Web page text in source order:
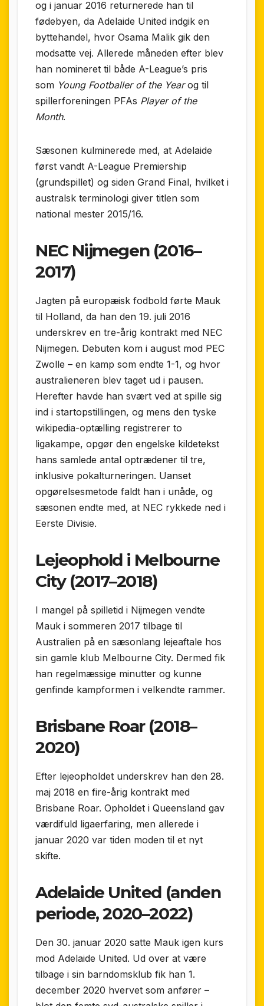
og i januar 2016 returnerede han til
fødebyen, da Adelaide United indgik en
byttehandel, hvor Osama Malik gik den
modsatte vej. Allerede måneden efter blev
han nomineret til både A-League’s pris
som Young Footballer of the Yearog til
spillerforeningen PFAs Player of the
Month.
Sæsonen kulminerede med, at Adelaide
først vandt A-League Premiership
(grundspillet) og siden Grand Final, hvilket i
australsk terminologi giver titlen som
national mester 2015/16.
NEC Nijmegen (2016–
2017)
Jagten på europæisk fodbold førte Mauk
til Holland, da han den 19. juli 2016
underskrev en tre-årig kontrakt med NEC
Nijmegen. Debuten kom i august mod PEC
Zwolle – en kamp som endte 1-1, og hvor
australieneren blev taget ud i pausen.
Herefter havde han svært ved at spille sig
ind i startopstillingen, og mens den tyske
wikipedia-optælling registrerer to
ligakampe, opgør den engelske kildetekst
hans samlede antal optrædener til tre,
inklusive pokalturneringen. Uanset
opgørelsesmetode faldt han i unåde, og
sæsonen endte med, at NEC rykkede ned i
Eerste Divisie.
Lejeophold i Melbourne
City (2017–2018)
I mangel på spilletid i Nijmegen vendte
Mauk i sommeren 2017 tilbage til
Australien på en sæsonlang lejeaftale hos
sin gamle klub Melbourne City. Dermed fik
han regelmæssige minutter og kunne
genfinde kampformen i velkendte rammer.
Brisbane Roar (2018–
2020)
Efter lejeopholdet underskrev han den 28.
maj 2018 en fire-årig kontrakt med
Brisbane Roar. Opholdet i Queensland gav
værdifuld ligaerfaring, men allerede i
januar 2020 var tiden moden til et nyt
skifte.
Adelaide United (anden
periode, 2020–2022)
Den 30. januar 2020 satte Mauk igen kurs
mod Adelaide United. Ud over at være
tilbage i sin barndomsklub fik han 1.
december 2020 hvervet som anfører –